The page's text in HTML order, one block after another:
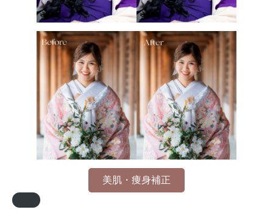
美肌・痩身補正